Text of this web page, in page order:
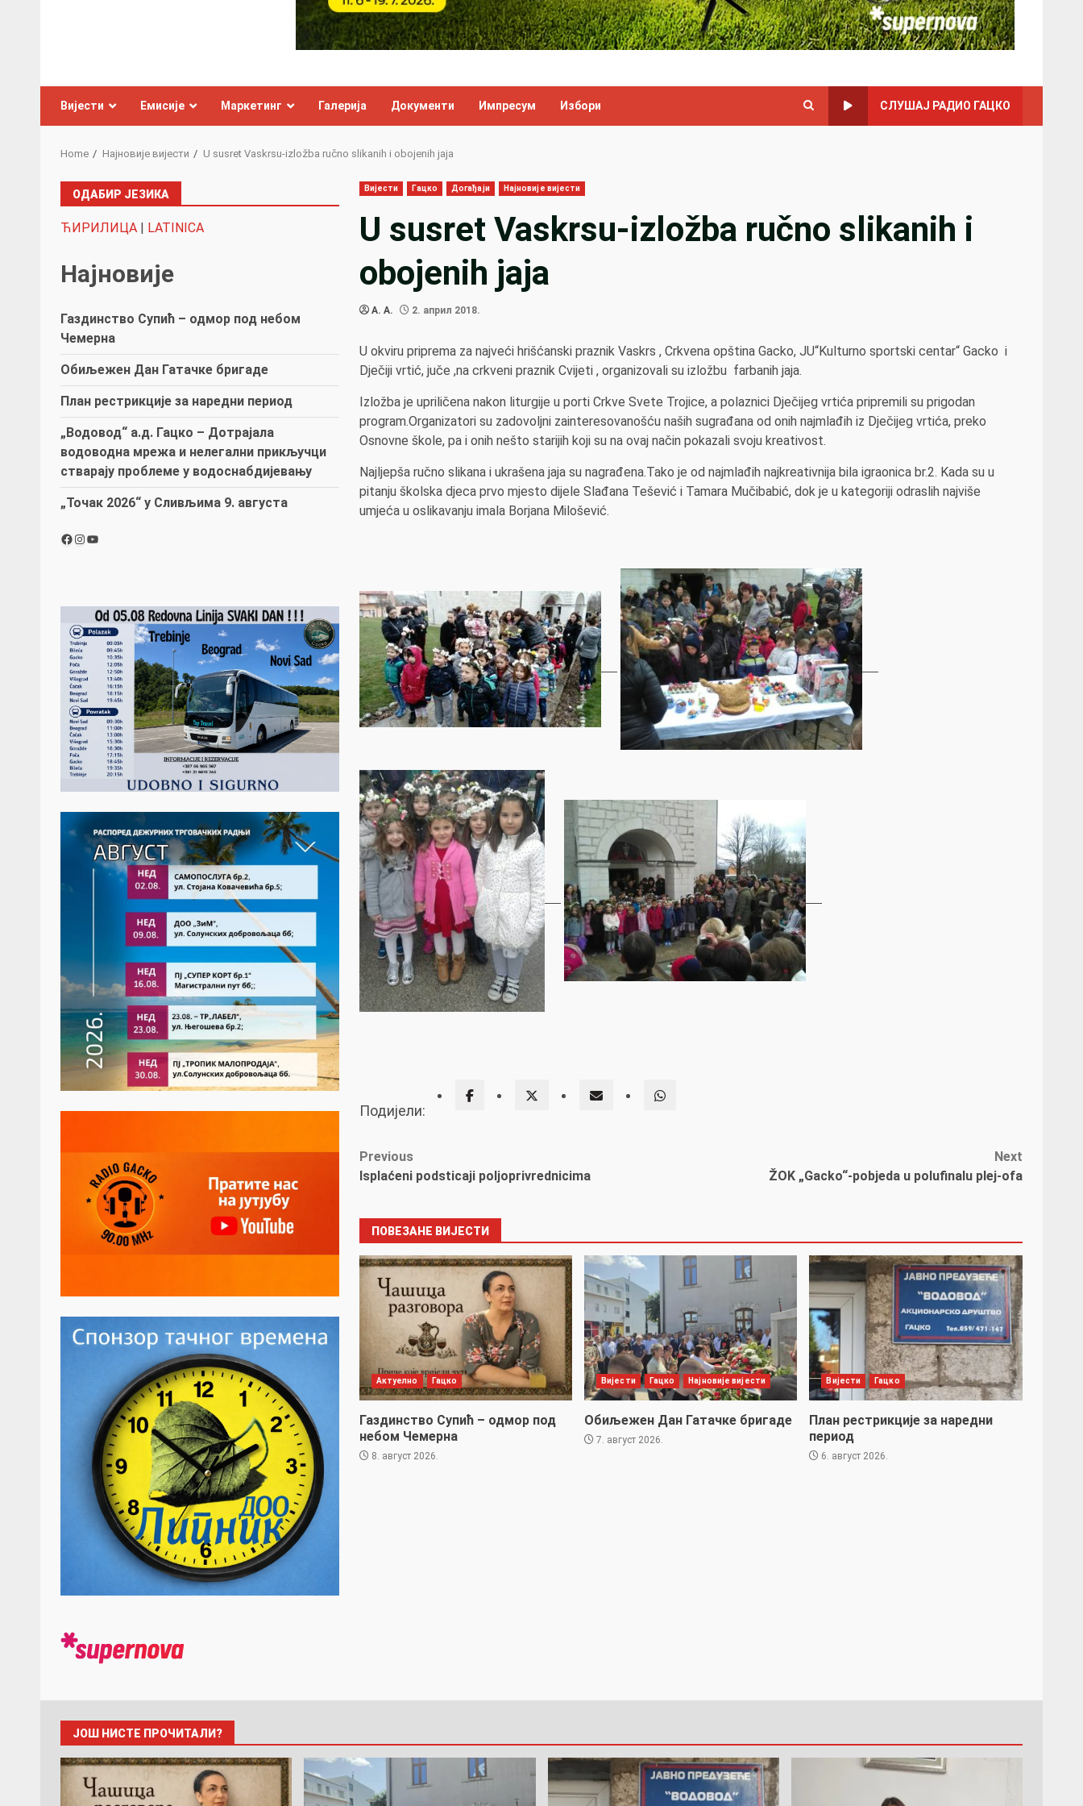
Вијести Емисије Маркетинг Галерија Документи Импресум Избори СЛУШАЈ РАДИО ГАЦКО
Home Најновије вијести U susret Vaskrsu-izložba ručno slikanih i obojenih jaja
Вијести Гацко Догађаји Најновије вијести
U susret Vaskrsu-izložba ručno slikanih i
obojenih jaja
A. A. 2. април 2018.
U okviru priprema za najveći hrišćanski praznik Vaskrs , Crkvena opština Gacko, JU“Kulturno sportski centar“ Gacko i
Dječiji vrtić, juče ,na crkveni praznik Cvijeti , organizovali su izložbu farbanih jaja.
Izložba je upriličena nakon liturgije u porti Crkve Svete Trojice, a polaznici Dječijeg vrtića pripremili su prigodan
program.Organizatori su zadovoljni zainteresovanošću naših sugrađana od onih najmlađih iz Dječijeg vrtića, preko
Osnovne škole, pa i onih nešto starijih koji su na ovaj način pokazali svoju kreativost.
Najljepša ručno slikana i ukrašena jaja su nagrađena.Tako je od najmlađih najkreativnija bila igraonica br.2. Kada su u
pitanju školska djeca prvo mjesto dijele Slađana Tešević i Tamara Mučibabić, dok je u kategoriji odraslih najviše
umjeća u oslikavanju imala Borjana Milošević.
Подијели:
Post
Previous
Isplaćeni podsticaji poljoprivrednicima
Next
ŽOK „Gacko“-pobjeda u polufinalu plej-ofa
ПОВЕЗАНЕ ВИЈЕСТИ
Актуелно Гацко
Газдинство Супић – одмор под
небом Чемерна
8. август 2026.
Вијести Гацко Најновије вијести
Обиљежен Дан Гатачке бригаде
7. август 2026.
Вијести Гацко
План рестрикције за наредни
период
6. август 2026.
ОДАБИР ЈЕЗИКА
ЋИРИЛИЦА | LATINICA
Најновије
Газдинство Супић – одмор под небом
Чемерна
Обиљежен Дан Гатачке бригаде
План рестрикције за наредни период
„Водовод“ а.д. Гацко – Дотрајала
водоводна мрежа и нелегални прикључци
стварају проблеме у водоснабдијевању
„Точак 2026“ у Сливљима 9. августа
Facebook
Instagram
YouTube
ЈОШ НИСТЕ ПРОЧИТАЛИ?